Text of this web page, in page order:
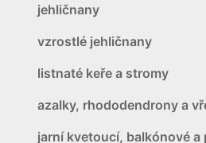
jehličnany
vzrostlé jehličnany
listnaté keře a stromy
azalky, rhododendrony a
jarní kvetoucí, balkónové